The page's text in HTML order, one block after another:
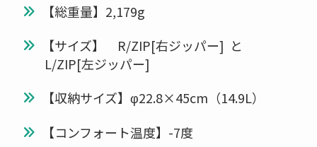
【総重量】2,179g
【サイズ】 R/ZIP[右ジッパー] と
L/ZIP[左ジッパー]
【収納サイズ】φ22.8×45cm（14.9L）
【コンフォート温度】-7度